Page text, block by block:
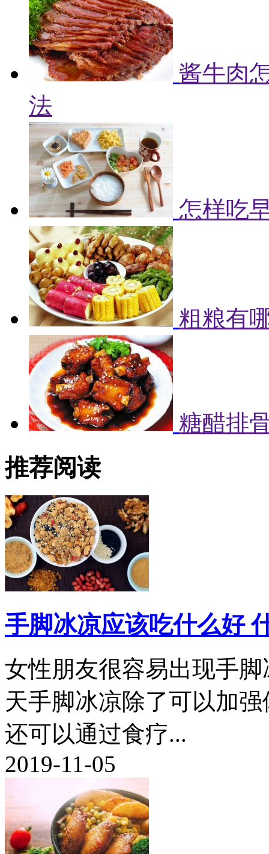
酱牛肉
法
怎样吃
粗粮有
糖醋排
推荐阅读
手脚冰凉应该吃什么好
女性朋友很容易出现手
天手脚冰凉除了可以加
还可以通过食疗...
2019-11-05